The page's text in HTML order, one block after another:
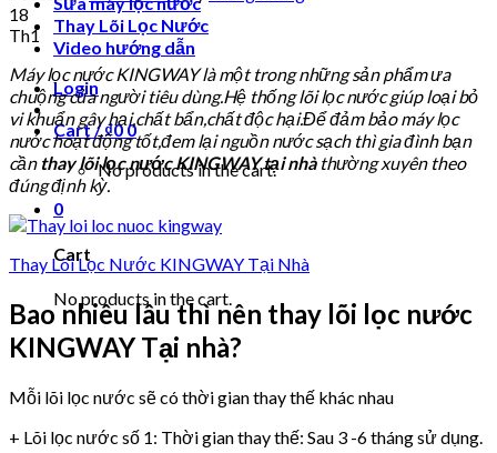
Thay Lõi Lọc Nước
Video hướng dẫn
Login
Cart /₫00
No products in the cart.
0
Cart
No products in the cart.
18
Th1
Máy lọc nước KINGWAY là một trong những sản phẩm ưa
chuộng của người tiêu dùng.Hệ thống lõi lọc nước giúp loại bỏ
vi khuẩn gây hại,chất bẩn,chất độc hại.Để đảm bảo máy lọc
nước hoạt động tốt,đem lại nguồn nước sạch thì gia đình bạn
cần thay lõi lọc nước KINGWAYtại nhàthường xuyên theo
đúng định kỳ.
Thay Lõi Lọc Nước KINGWAY Tại Nhà
Bao nhiêu lâu thì nên thay lõi lọc nước
KINGWAY Tại nhà?
Mỗi lõi lọc nước sẽ có thời gian thay thế khác nhau
+ Lõi lọc nước số 1: Thời gian thay thế: Sau 3 -6 tháng sử dụng.